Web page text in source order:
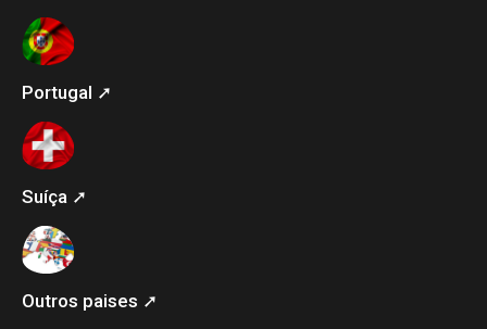
Portugal ➚
Suíça ➚
Outros paises ➚